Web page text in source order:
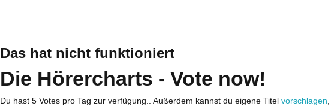
Das hat nicht funktioniert
Die Hörercharts - Vote now!
Du hast 5 Votes pro Tag zur verfügung.. Außerdem kannst du eigene Titel vorschlagen